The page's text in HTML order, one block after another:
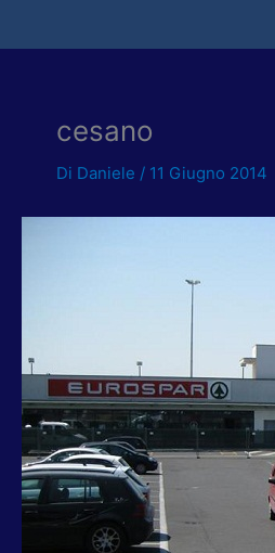
cesano
Di Daniele / 11 Giugno 2014